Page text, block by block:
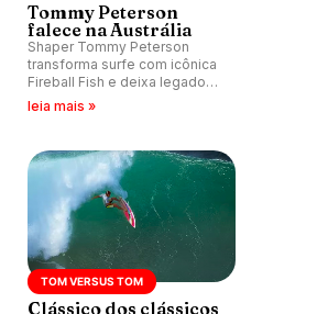
Tommy Peterson
falece na Austrália
Shaper Tommy Peterson
transforma surfe com icônica
Fireball Fish e deixa legado
que influencia gerações com
leia mais »
TOM VERSUS TOM
Clássico dos clássicos